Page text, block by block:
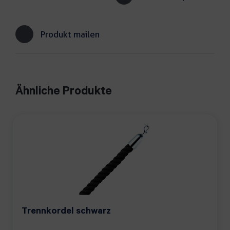
Produkt mailen
Ähnliche Produkte
Trennkordel schwarz